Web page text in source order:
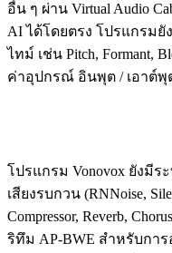
อื่น ๆ ผ่าน Virtual Audio
AI ได้โดยตรง โปรแกรมยั
ไทม์ เช่น Pitch, Formant,
ค่าอุปกรณ์ อินพุต / เอาต์พุ
โปรแกรม Vonovox ยังมีระ
เสียงรบกวน (RNNoise,
Compressor, Reverb,
ริทึม AP‑BWE สำหรับกา